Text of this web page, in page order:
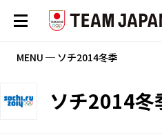
MENU ─ ソチ2014冬季
ソチ2014冬